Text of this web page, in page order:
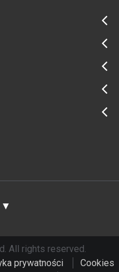
All rights reserved.
prywatności
Cookies